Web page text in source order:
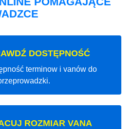
DOSTĘPNOŚĆ
terminow i vanów do
ROZMIAR VANA